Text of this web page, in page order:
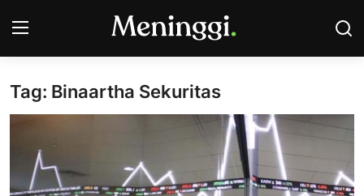
Contact
Bisnis
Tag: Binaartha Sekuritas